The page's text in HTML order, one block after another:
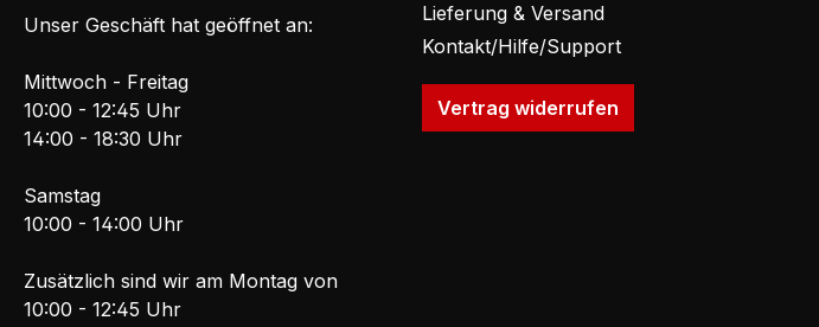
Unser Geschäft hat geöffnet an:
Mittwoch - Freitag
10:00 - 12:45 Uhr
14:00 - 18:30 Uhr
Samstag
10:00 - 14:00 Uhr
Zusätzlich sind wir am Montag von
10:00 - 12:45 Uhr
Lieferung & Versand
Kontakt/Hilfe/Support
Vertrag widerrufen